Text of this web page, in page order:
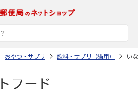
おやつ・サプリ 飲料・サプリ（猫用） い
フード